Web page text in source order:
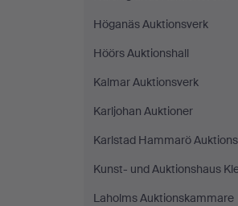
Höganäs Auktionsverk
Höörs Auktionshall
Kalmar Auktionsverk
Karljohan Auktioner
Karlstad Hammarö
Kunst- und Auktionshaus
Laholms Auktionskammare